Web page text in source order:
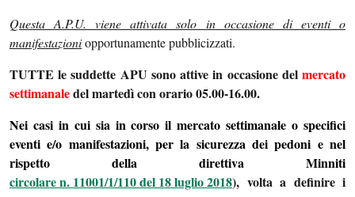
Questa A.P.U. viene attivata solo in occasione di eventi o
manifestazioniopportunamente pubblicizzati.
TUTTE le suddette APU sono attive in occasione del mercato
settimanaledel martedì con orario 05.00-16.00.
Nei casi in cui sia in corso il mercato settimanale o specifici
eventi e/o manifestazioni, per la sicurezza dei pedoni e nel
rispetto della direttiva Minniti
circolare n. 11001/1/110 del 18 luglio 2018), volta a definirei